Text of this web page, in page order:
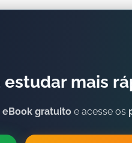
mais
eBook gratuito e acesse os